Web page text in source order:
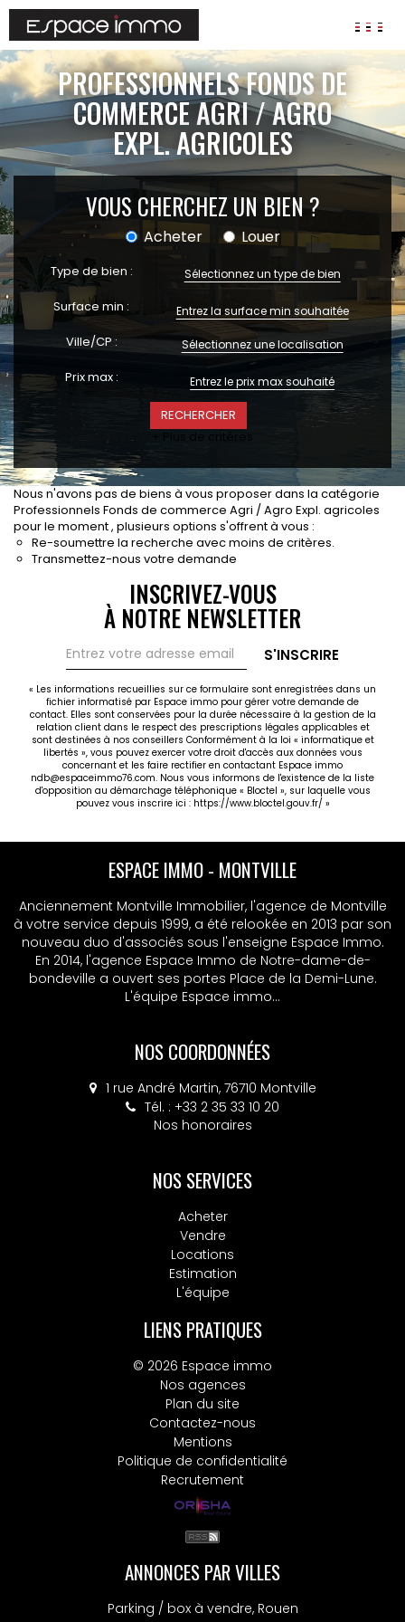
AGENCES
ANNONCES
VIAGER
IMMOBILIER D'ENTREPRISE
Locaux commerciaux
Bureaux
Fonds de commerces
FAIRE GÉRER
Garantie Loyers impayés
Assurances
SYNDIC
CONTACT
SERVICES
Actualités
Partenaires
Le palmarès de l'entreprise
PROFESSIONNELS FONDS DE
COMMERCE AGRI / AGRO
EXPL. AGRICOLES
VOUS CHERCHEZ UN BIEN ?
Acheter Louer
Type de bien : Sélectionnez un type de bien
Surface min :
Ville/CP : Sélectionnez une localisation
Prix max :
+ Plus de critères
Nous n'avons pas de biens à vous proposer dans la catégorie
Professionnels Fonds de commerce Agri / Agro Expl. agricoles
pour le moment , plusieurs options s'offrent à vous :
Re-soumettre la recherche avec moins de critères.
Transmettez-nous votre demande
INSCRIVEZ-VOUS
À NOTRE NEWSLETTER
S'INSCRIRE
« Les informations recueillies sur ce formulaire sont enregistrées dans un
fichier informatisé par Espace immo pour gérer votre demande de
contact. Elles sont conservées pour la durée nécessaire à la gestion de la
relation client dans le respect des prescriptions légales applicables et
sont destinées à nos conseillers Conformément à la loi « informatique et
libertés », vous pouvez exercer votre droit d'accès aux données vous
concernant et les faire rectifier en contactant Espace immo
ndb@espaceimmo76.com. Nous vous informons de l'existence de la liste
d'opposition au démarchage téléphonique « Bloctel », sur laquelle vous
pouvez vous inscrire ici : https://www.bloctel.gouv.fr/ »
ESPACE IMMO - MONTVILLE
Anciennement Montville Immobilier, l'agence de Montville
à votre service depuis 1999, a été relookée en 2013 par son
nouveau duo d'associés sous l'enseigne Espace Immo.
En 2014, l'agence Espace Immo de Notre-dame-de-
bondeville a ouvert ses portes Place de la Demi-Lune.
L'équipe Espace immo...
NOS COORDONNÉES
1 rue André Martin, 76710 Montville
Tél. : +33 2 35 33 10 20
Nos honoraires
NOS SERVICES
Acheter
Vendre
Locations
Estimation
L'équipe
LIENS PRATIQUES
© 2026 Espace immo
Nos agences
Plan du site
Contactez-nous
Mentions
Politique de confidentialité
Recrutement
ANNONCES PAR VILLES
Parking / box à vendre, Rouen